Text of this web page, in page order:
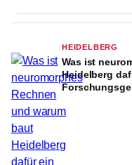
HEIDELBERG
Was ist
Heidelberg